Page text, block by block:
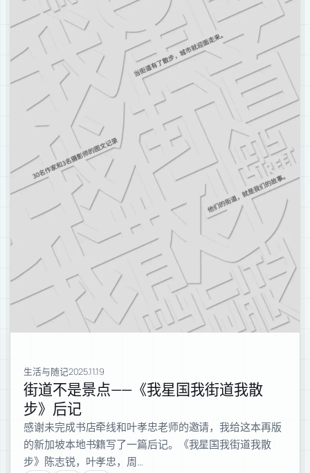
生活与随记2025.11.19
街道不是景点——《我星国我街道我散
步》后记
感谢未完成书店牵线和叶孝忠老师的邀请，我给这本再版
的新加坡本地书籍写了一篇后记。《我星国我街道我散
步》陈志锐，叶孝忠，周…